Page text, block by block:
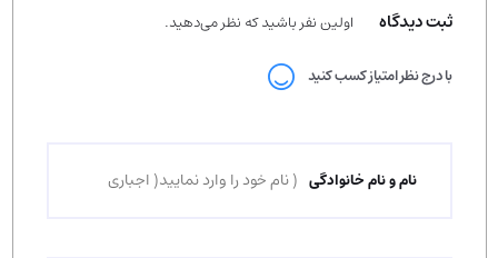
ثبت دیدگاه اولین نفر باشید که نظر می‌دهید.
با درج نظر امتیاز کسب کنید
نام و نام خانوادگی